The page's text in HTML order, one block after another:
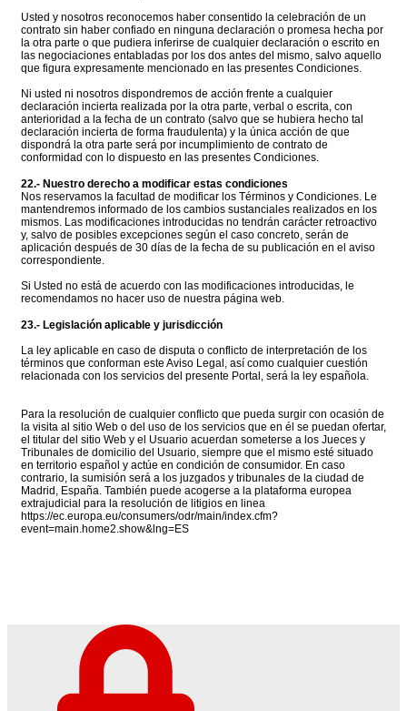
Usted y nosotros reconocemos haber consentido la celebración de un
contrato sin haber confiado en ninguna declaración o promesa hecha por
la otra parte o que pudiera inferirse de cualquier declaración o escrito en
las negociaciones entabladas por los dos antes del mismo, salvo aquello
que figura expresamente mencionado en las presentes Condiciones.
Ni usted ni nosotros dispondremos de acción frente a cualquier
declaración incierta realizada por la otra parte, verbal o escrita, con
anterioridad a la fecha de un contrato (salvo que se hubiera hecho tal
declaración incierta de forma fraudulenta) y la única acción de que
dispondrá la otra parte será por incumplimiento de contrato de
conformidad con lo dispuesto en las presentes Condiciones.
22.- Nuestro derecho a modificar estas condiciones
Nos reservamos la facultad de modificar los Términos y Condiciones. Le
mantendremos informado de los cambios sustanciales realizados en los
mismos. Las modificaciones introducidas no tendrán carácter retroactivo
y, salvo de posibles excepciones según el caso concreto, serán de
aplicación después de 30 días de la fecha de su publicación en el aviso
correspondiente.
Si Usted no está de acuerdo con las modificaciones introducidas, le
recomendamos no hacer uso de nuestra página web.
23.- Legislación aplicable y jurisdicción
La ley aplicable en caso de disputa o conflicto de interpretación de los
términos que conforman este Aviso Legal, así como cualquier cuestión
relacionada con los servicios del presente Portal, será la ley española.
Para la resolución de cualquier conflicto que pueda surgir con ocasión de
la visita al sitio Web o del uso de los servicios que en él se puedan ofertar,
el titular del sitio Web y el Usuario acuerdan someterse a los Jueces y
Tribunales de domicilio del Usuario, siempre que el mismo esté situado
en territorio español y actúe en condición de consumidor. En caso
contrario, la sumisión será a los juzgados y tribunales de la ciudad de
Madrid, España. También puede acogerse a la plataforma europea
extrajudicial para la resolución de litigios en linea
https://ec.europa.eu/consumers/odr/main/index.cfm?
event=main.home2.show&lng=ES